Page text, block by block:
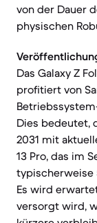
von der Dauer
physischen
Das Galaxy Z
profitiert von
Dies bedeutet,
2031 mit
13 Pro, das im
typischerweise
Es wird
versorgt wird,